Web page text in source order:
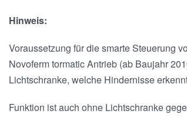
Hinweis:
Voraussetzung für die smarte Steuerung
Novoferm tormatic Antrieb (ab Baujahr
Lichtschranke, welche Hindernisse
Funktion ist auch ohne Lichtschranke